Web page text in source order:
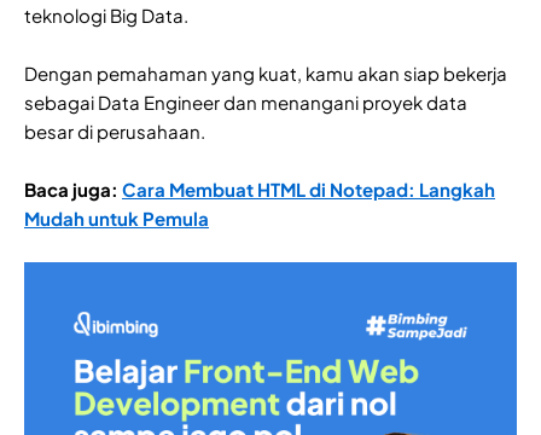
teknologi Big Data.
Dengan pemahaman yang kuat, kamu akan siap bekerja
sebagai Data Engineer dan menangani proyek data
besar di perusahaan.
Baca juga: Cara Membuat HTML di Notepad: Langkah
Mudah untuk Pemula